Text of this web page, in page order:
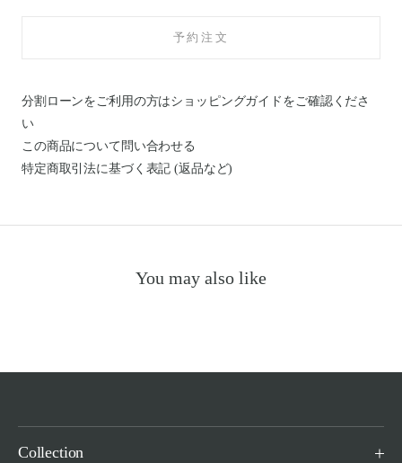
予約注文
分割ローンをご利用の方はショッピングガイドを ご確認くださ
い
この商品について問い合わせる
特定商取引法に基づく表記 (返品など)
You may also like
Collection